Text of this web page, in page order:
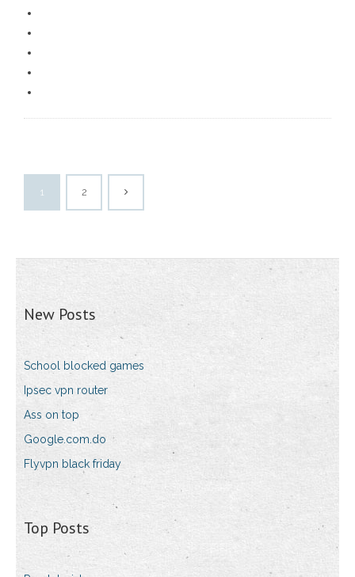
1 2
New Posts
School blocked games
Ipsec vpn router
Ass on top
Google.com.do
Flyvpn black friday
Top Posts